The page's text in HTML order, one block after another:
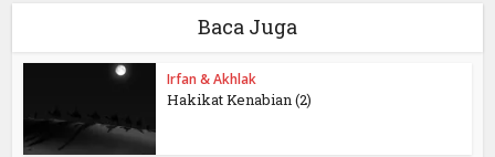
Baca Juga
Irfan & Akhlak
Hakikat Kenabian (2)